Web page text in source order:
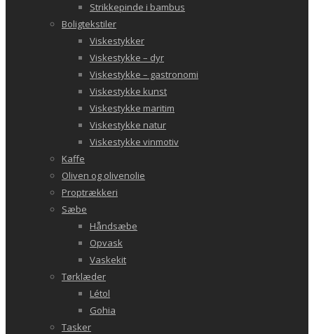
Strikkepinde i bambus
Boligtekstiler
Viskestykker
Viskestykke – dyr
Viskestykke – gastronomi
Viskestykke kunst
Viskestykke maritim
Viskestykke natur
Viskestykke vinmotiv
Kaffe
Oliven og olivenolie
Proptrækkeri
Sæbe
Håndsæbe
Opvask
Vaskekit
Tørklæder
Létol
Gohia
Tasker